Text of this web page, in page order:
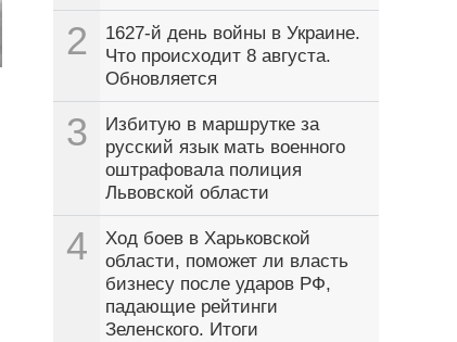
2
1627-й день войны в Украине.
Что происходит 8 августа.
Обновляется
3
Избитую в маршрутке за
русский язык мать военного
оштрафовала полиция
Львовской области
4
Ход боев в Харьковской
области, поможет ли власть
бизнесу после ударов РФ,
падающие рейтинги
Зеленского. Итоги